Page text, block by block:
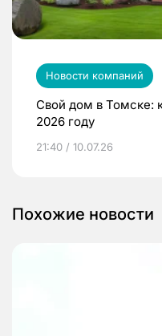
Новости компаний
Свой дом в Томске:
2026 году
21:40 / 10.07.26
Похожие новости